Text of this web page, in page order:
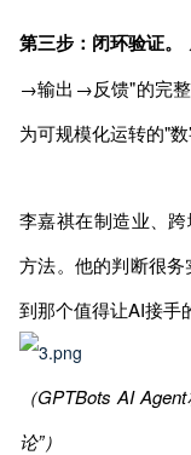
第三步：闭环验证。
→输出→反馈"的完整
为可规模化运转的"数
李嘉祺在制造业、
方法。他的判断很
到那个值得让AI接手
（GPTBots AI
论”）